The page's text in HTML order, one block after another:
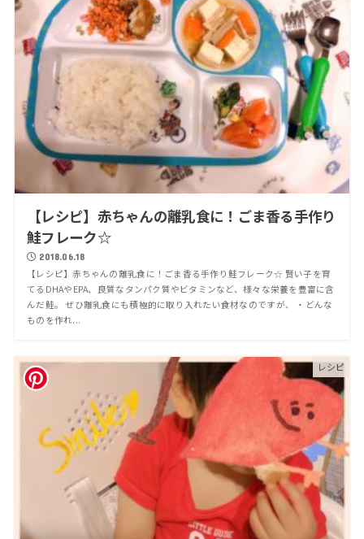
【レシピ】赤ちゃんの離乳食に！ごま香る手作り
鮭フレーク☆
2018.06.18
【レシピ】赤ちゃんの離乳食に！ごま香る手作り鮭フレーク☆ 賢い子を育
てるDHAやEPA、良質なタンパク質やビタミンなど、様々な栄養を豊富に含
んだ鮭。 ぜひ離乳食にも積極的に取り入れたい食材なのですが、 ・どんな
ものを作れ...
レシピ